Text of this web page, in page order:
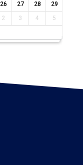
26 27 28
29
2 3 4 5